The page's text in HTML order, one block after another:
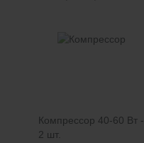
Компрессор 40-60 Вт -
2 шт.